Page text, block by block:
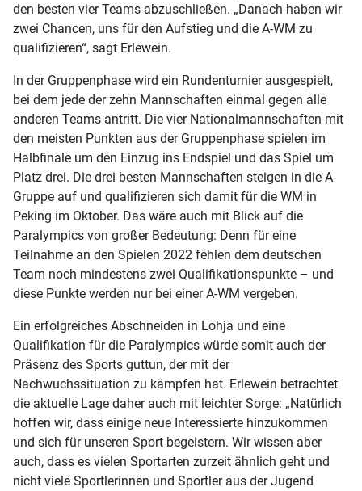
den besten vier Teams abzuschließen. „Danach haben wir
zwei Chancen, uns für den Aufstieg und die A-WM zu
qualifizieren“, sagt Erlewein.
In der Gruppenphase wird ein Rundenturnier ausgespielt,
bei dem jede der zehn Mannschaften einmal gegen alle
anderen Teams antritt. Die vier Nationalmannschaften mit
den meisten Punkten aus der Gruppenphase spielen im
Halbfinale um den Einzug ins Endspiel und das Spiel um
Platz drei. Die drei besten Mannschaften steigen in die A-
Gruppe auf und qualifizieren sich damit für die WM in
Peking im Oktober. Das wäre auch mit Blick auf die
Paralympics von großer Bedeutung: Denn für eine
Teilnahme an den Spielen 2022 fehlen dem deutschen
Team noch mindestens zwei Qualifikationspunkte – und
diese Punkte werden nur bei einer A-WM vergeben.
Ein erfolgreiches Abschneiden in Lohja und eine
Qualifikation für die Paralympics würde somit auch der
Präsenz des Sports guttun, der mit der
Nachwuchssituation zu kämpfen hat. Erlewein betrachtet
die aktuelle Lage daher auch mit leichter Sorge: „Natürlich
hoffen wir, dass einige neue Interessierte hinzukommen
und sich für unseren Sport begeistern. Wir wissen aber
auch, dass es vielen Sportarten zurzeit ähnlich geht und
nicht viele Sportlerinnen und Sportler aus der Jugend